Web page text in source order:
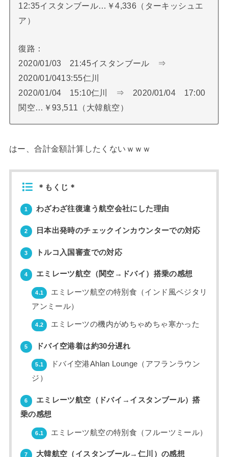
12:35イスタンブール…￥4,336（ターキッシュエ
ア）
復路：
2020/01/03 21:45イスタンブール ⇒
2020/01/0413:55仁川
2020/01/04 15:10仁川 ⇒ 2020/01/04 17:00
関空…￥93,511（大韓航空）
はー、合計金額計算したくないｗｗｗ
＊もくじ＊
1 わざわざ往復違う航空会社にした理由
2 日本出発時のチェックインカウンターでの対応
3 トルコ入国審査での対応
4 エミレーツ航空（関空→ドバイ）搭乗の感想
4.1
エミレーツ航空の特別食（インド風ベジタリ
アンミール）
4.2 エミレーツの機内がめちゃめちゃ寒かった
5 ドバイ空港着は約30分遅れ
5.1
ドバイ空港Ahlan Lounge（アフランラウン
ジ）
6
エミレーツ航空（ドバイ→イスタンブール）搭
乗の感想
6.1 エミレーツ航空の特別食（フルーツミール）
7 大韓航空（イスタンブール→仁川）の感想